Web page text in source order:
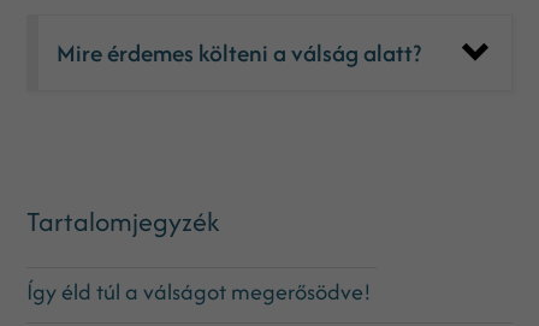
Mire érdemes költeni a válság alatt?
Tartalomjegyzék
Így éld túl a válságot megerősödve!